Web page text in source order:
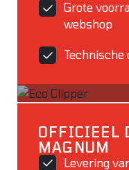
Grote
webshop
Technische
OFFICIEEL
MAGNUM
Levering